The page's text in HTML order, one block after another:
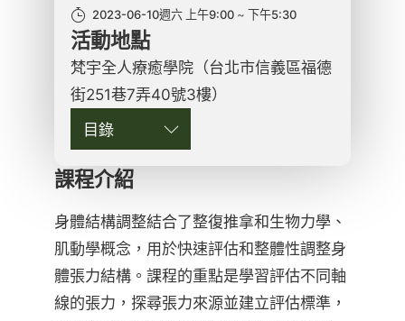
課程介紹
身體結構調整結合了整復推拿和生物力學、
肌動學概念，用於快速評估和整體性調整身
體張力結構。課程的重點是學習評估不同軸
線的張力，探尋張力來源並建立評估標準，
2023-06-10週六 上午9:00 下午5:30
活動地點
梵宇全人療癒學院（台北市信義區福德
街251巷7弄40號3樓）
目錄